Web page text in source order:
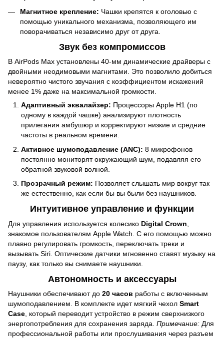
Магнитное крепление: Чашки крепятся к оголовью с
помощью уникального механизма, позволяющего им
поворачиваться независимо друг от друга.
Звук без компромиссов
В AirPods Max установлены 40-мм динамические драйверы с
двойными неодимовыми магнитами. Это позволило добиться
невероятно чистого звучания с коэффициентом искажений
менее 1% даже на максимальной громкости.
Адаптивный эквалайзер: Процессоры Apple H1 (по
одному в каждой чашке) анализируют плотность
прилегания амбушюр и корректируют низкие и средние
частоты в реальном времени.
Активное шумоподавление (ANC): 8 микрофонов
постоянно мониторят окружающий шум, подавляя его
обратной звуковой волной.
Прозрачный режим: Позволяет слышать мир вокруг так
же естественно, как если бы вы были без наушников.
Интуитивное управление и функции
Для управления используется колесико Digital Crown
знакомое пользователям Apple Watch. С его помощью можно
плавно регулировать громкость, переключать треки и
вызывать Siri. Оптические датчики мгновенно ставят музыку на
паузу, как только вы снимаете наушники.
Автономность и аксессуары
Наушники обеспечивают до 20 часов работы с включенным
шумоподавлением. В комплекте идет мягкий чехол Smart
Case, который переводит устройство в режим сверхнизкого
энергопотребления для сохранения заряда. Примечание: Для
профессиональной работы или прослушивания через разъем